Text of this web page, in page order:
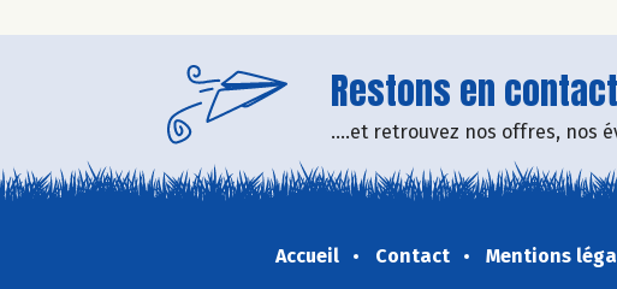
Restons en
....et retrouvez nos offres, nos
Accueil Contact Mentions